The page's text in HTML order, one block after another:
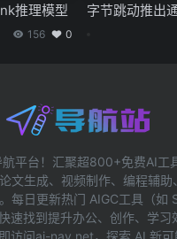
推理模型
156 0
字节跳动推出
平台！汇聚超800+免费AI工
文生成、视频制作、编程辅助
每日更新热门 AIGC工具（如
速找到提升办公、创作、学习
访问ai-nav.net，探索 AI 新可